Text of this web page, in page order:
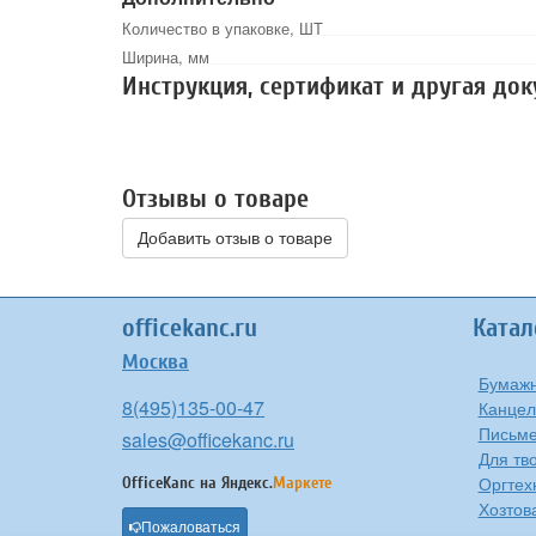
Количество в упаковке, ШТ
Ширина, мм
Инструкция, сертификат и другая
Отзывы о товаре
Добавить отзыв о товаре
officekanc.ru
Москва
8(495)135-00-47
sales@officekanc.ru
OfficeKanc на Яндекс.Маркете
Пожаловаться
Для